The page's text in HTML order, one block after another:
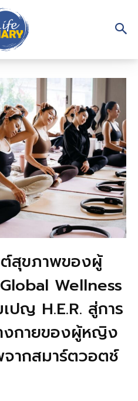
สุขภาพของผู้
Wellness
ปญ H.E.R. สู่การ
งกายของผู้หญิง
ากสมาร์ตวอตช์